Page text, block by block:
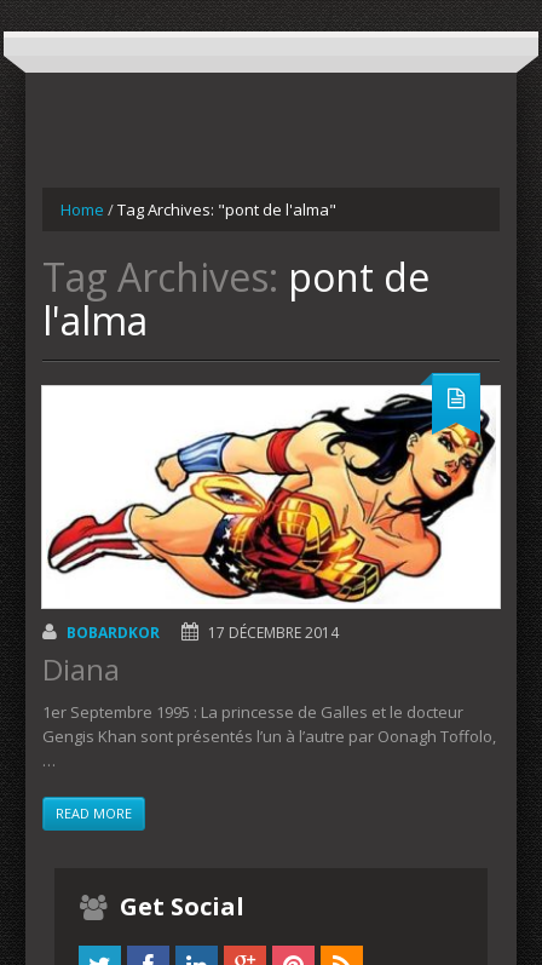
Home /Tag Archives: "pont de l'alma"
Tag Archives: pont de
l'alma
BOBARDKOR 17 DÉCEMBRE 2014
Diana
1er Septembre 1995 : La princesse de Galles et le docteur
Gengis Khan sont présentés l’un à l’autre par Oonagh Toffolo,
…
READ MORE
Get Social